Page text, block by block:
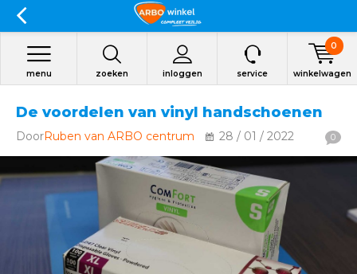
zoeken inloggen
menu service winkelwagen
0
De voordelen van vinyl handschoenen
DoorRuben van ARBO centrum 28 / 01 / 2022 0